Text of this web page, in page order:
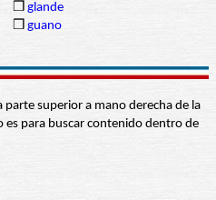
❒ glande
❒ guano
superior a mano derecha de la
es para buscar contenido dentro de